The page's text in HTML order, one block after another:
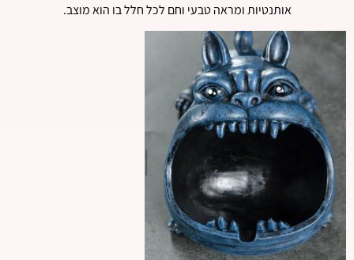
אותנטיות ומראה טבעי וחם לכל חלל בו הוא מוצב.